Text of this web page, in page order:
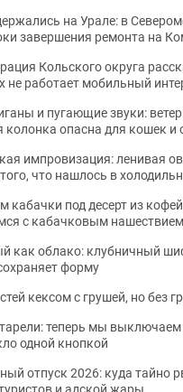
на Урале: в
завершения ремонта на
Кольского округа
работает мобильный
и пугающие звуки:
колонка опасна для кошек и
импровизация: ленивая
что нашлось в
кабачки под десерт из
с кабачковым нашествием
как облако: клубничный
форму
кексом с грушей, но без
теперь мы
одной кнопкой
отпуск 2026: куда тайно